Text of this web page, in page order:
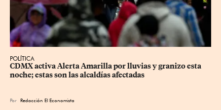
POLÍTICA
CDMX activa Alerta Amarilla por lluvias y granizo esta
noche; estas son las alcaldías afectadas
Por Redacción El Economista